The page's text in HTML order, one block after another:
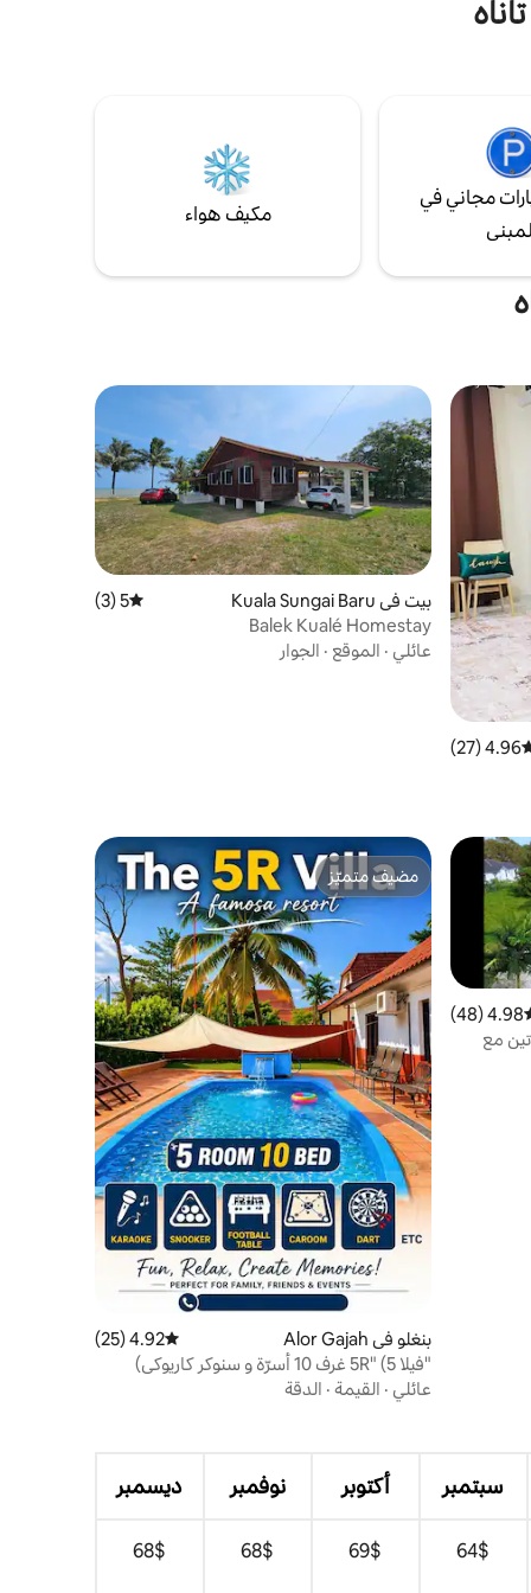
مجاني في
مكيف هواء
التقييم 4.96 من 5، 27 مراجعات
4.96 (27)
بيت في Kuala Sungai Baru متوسط التقييم 5 من 5، 3 مراجعات
5 (3)
Balek Kualé Homestay
عائلي · الموقع · الجوار
التقييم 4.98 من 5، 48 مراجعات
4.98 (48)
مع
مضيف متميّز
مضيف متميّز
بنغلو في Alor Gajah متوسط التقييم 4.92 من 5، 25 مراجعات
4.92 (25)
"فيلا 5R" (5 غرف 10 أسرّة و سنوكر كاريوكي)
عائلي · القيمة · الدقة
سبتمبر أكتوبر نوفمبر ديسمبر
$‏64
$‏69
$‏68
$‏68